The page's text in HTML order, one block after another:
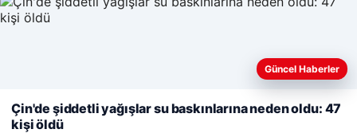
Web sitemizi nasıl kullandığınızı daha iyi anlayabilmek,
kullanıyoruz.Çerez Politikamız
Güncel Haberler
Çin'de şiddetli yağışlar su baskınlarına neden oldu: 47
kişi öldü